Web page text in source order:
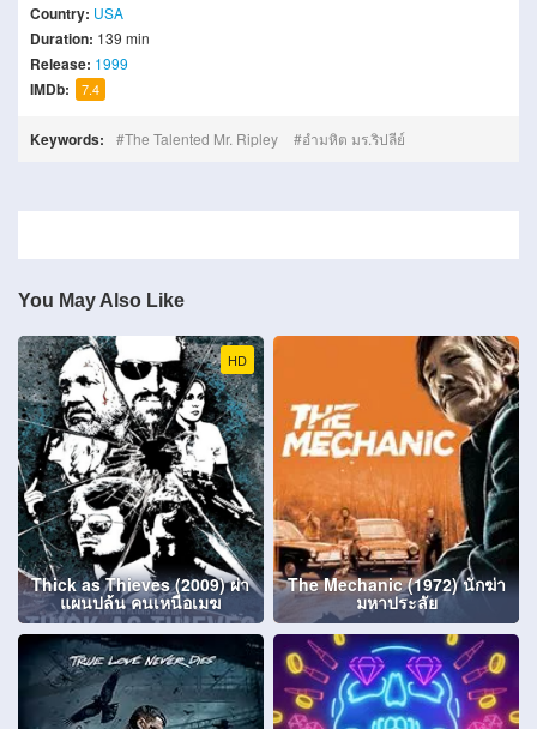
Country: USA
Duration: 139 min
Release: 1999
IMDb: 7.4
Keywords: The Talented Mr. Ripley อำมหิต มร.ริปลีย์
You May Also Like
HD
Thick as Thieves (2009) ผ่า
แผนปล้น คนเหนือเมฆ
The Mechanic (1972) นักฆ่า
มหาประลัย